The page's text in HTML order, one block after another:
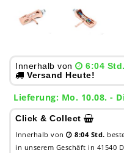
Innerhalb von 6:04 Std.
Versand Heute!
Lieferung: Mo. 10.08. -
Click & Collect
Innerhalb von 8:04 Std.
in unserem Geschäft in 41540